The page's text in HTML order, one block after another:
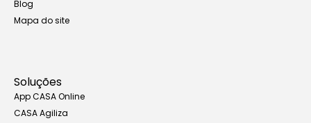
Blog
Mapa do site
Soluções
App CASA Online
CASA Agiliza